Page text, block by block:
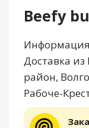
Beefy
Информация
Доставка
район,
Рабоче-